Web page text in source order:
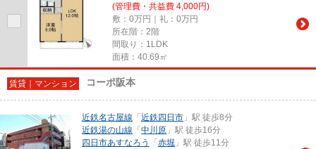
(管理費・共益費 4,000円)
敷：0万円｜礼：0万円
所在階：2階
間取り：1LDK
面積：40.69㎡
賃貸｜マンション コーポ阪本
近鉄名古屋線 「 近鉄四日市 」駅 徒歩8分
近鉄湯の山線 「 中川原 」駅 徒歩16分
四日市あすなろう
「 赤堀 」駅 徒歩11分